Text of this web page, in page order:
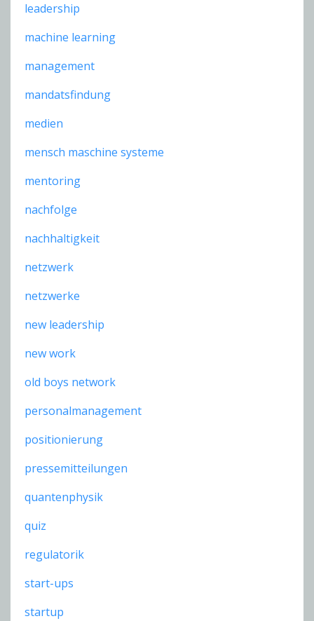
leadership
machine learning
management
mandatsfindung
medien
mensch maschine systeme
mentoring
nachfolge
nachhaltigkeit
netzwerk
netzwerke
new leadership
new work
old boys network
personalmanagement
positionierung
pressemitteilungen
quantenphysik
quiz
regulatorik
start-ups
startup